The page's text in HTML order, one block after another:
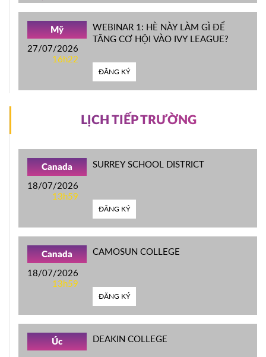
Mỹ
27/07/2026
16h22
WEBINAR 1: HÈ NÀY LÀM GÌ ĐỂ
TĂNG CƠ HỘI VÀO IVY LEAGUE?
ĐĂNG KÝ
LỊCH TIẾP TRƯỜNG
Canada
18/07/2026
13h59
SURREY SCHOOL DISTRICT
ĐĂNG KÝ
Canada
18/07/2026
13h59
CAMOSUN COLLEGE
ĐĂNG KÝ
Úc DEAKIN COLLEGE